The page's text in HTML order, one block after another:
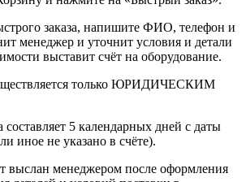
заказа, напишите ФИО, телефон и
менеджер и уточнит условия и детали
выставит счёт на оборудование.
только ЮРИДИЧЕСКИМ
составляет 5 календарных дней с даты
иное не указано в счёте).
выслан менеджером после оформления